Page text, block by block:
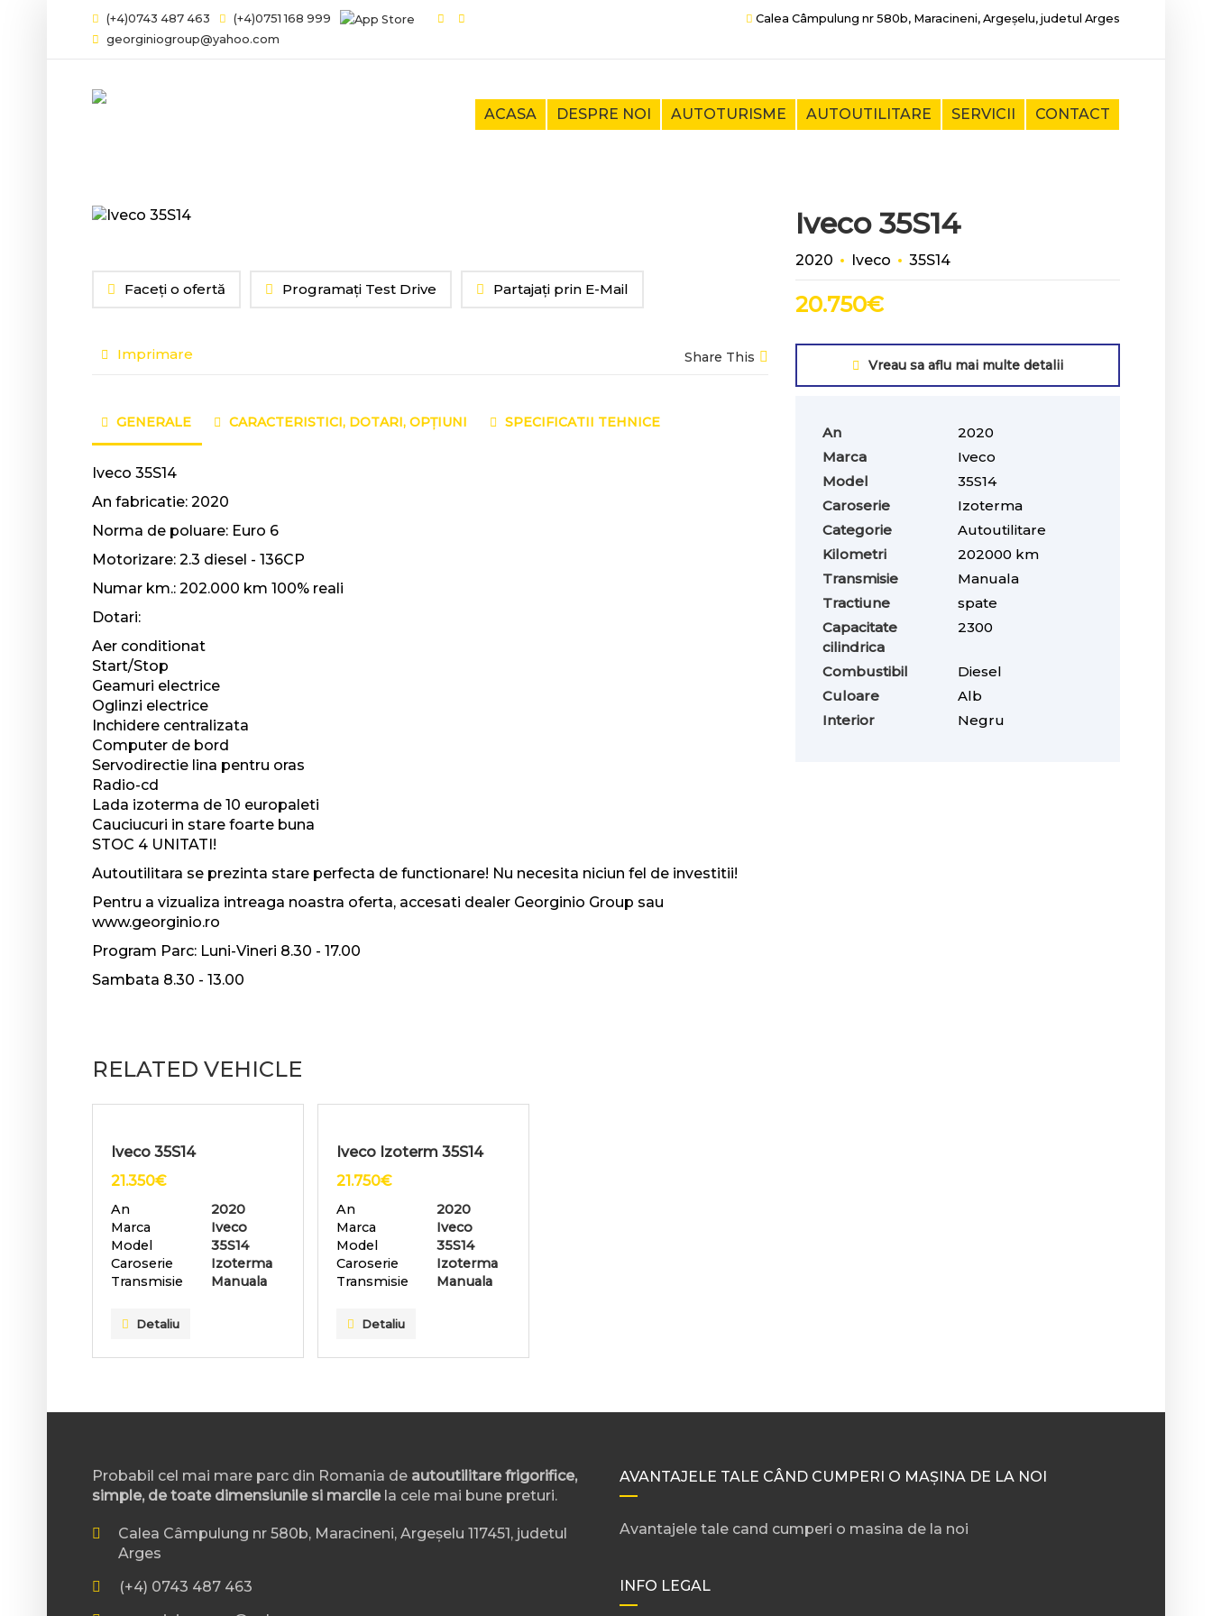
(+4)0743 487 463
(+4)0751 168 999
georginiogroup@yahoo.com
Calea Câmpulung nr 580b, Maracineni, Argeșelu, judetul Arges
ACASA DESPRE NOI AUTOTURISME AUTOUTILITARE SERVICII CONTACT
Faceți o ofertă Programați Test Drive Partajați prin E-Mail
Imprimare Share This
GENERALE CARACTERISTICI, DOTARI, OPȚIUNI SPECIFICATII TEHNICE
Iveco 35S14
An fabricatie: 2020
Norma de poluare: Euro 6
Motorizare: 2.3 diesel - 136CP
Numar km.: 202.000 km 100% reali
Dotari:
Aer conditionat
Start/Stop
Geamuri electrice
Oglinzi electrice
Inchidere centralizata
Computer de bord
Servodirectie lina pentru oras
Radio-cd
Lada izoterma de 10 europaleti
Cauciucuri in stare foarte buna
STOC 4 UNITATI!
Autoutilitara se prezinta stare perfecta de functionare! Nu necesita niciun fel de investitii!
Pentru a vizualiza intreaga noastra oferta, accesati dealer Georginio Group sau
www.georginio.ro
Program Parc: Luni-Vineri 8.30 - 17.00
Sambata 8.30 - 13.00
RELATED VEHICLE
Iveco 35S14
21.350€
An
2020
Marca
Iveco
Model
35S14
Caroserie
Izoterma
Transmisie
Manuala
Detaliu
Iveco Izoterm 35S14
21.750€
An
2020
Marca
Iveco
Model
35S14
Caroserie
Izoterma
Transmisie
Manuala
Detaliu
Iveco 35S14
2020 Iveco 35S14
20.750€
Vreau sa aflu mai multe detalii
An
2020
Marca
Iveco
Model
35S14
Caroserie
Izoterma
Categorie
Autoutilitare
Kilometri
202000 km
Transmisie
Manuala
Tractiune
spate
Capacitate
cilindrica
2300
Combustibil
Diesel
Culoare
Alb
Interior
Negru
Probabil cel mai mare parc din Romania de autoutilitare frigorifice,
simple, de toate dimensiunile si marcilela cele mai bune preturi.
Calea Câmpulung nr 580b, Maracineni, Argeșelu 117451, judetul
Arges
(+4) 0743 487 463
AVANTAJELE TALE CÂND CUMPERI O MAȘINA DE LA NOI
Avantajele tale cand cumperi o masina de la noi
INFO LEGAL